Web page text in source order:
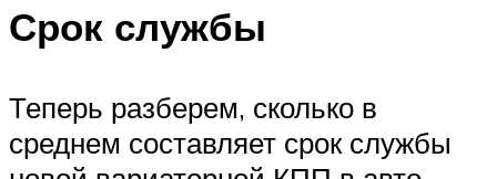
Срок службы
Теперь разберем, сколько в
среднем составляет срок службы